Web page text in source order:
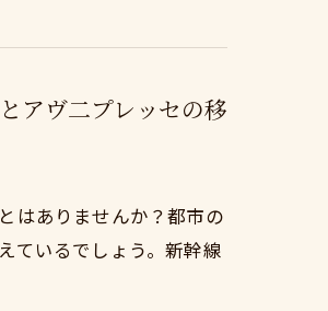
アヴ二プレッセの移
はありませんか？都市の
ているでしょう。新幹線